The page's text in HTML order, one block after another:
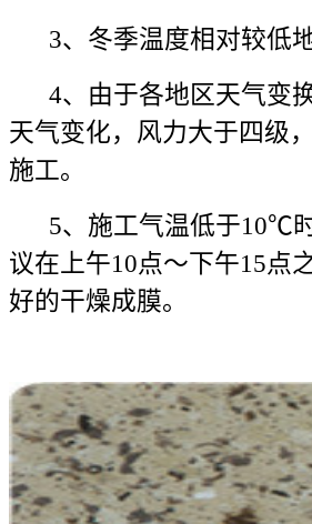
3、冬季温度相对较低
4、由于各地区天气变
天气变化，风力大于四级
施工。
5、施工气温低于10℃时
议在上午10点～下午15点
好的干燥成膜。